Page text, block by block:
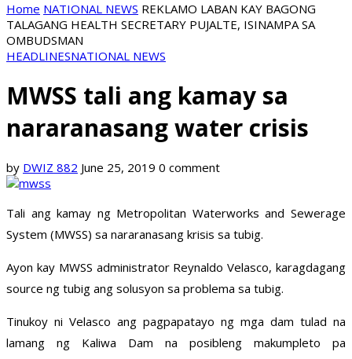
Home NATIONAL NEWS REKLAMO LABAN KAY BAGONG
TALAGANG HEALTH SECRETARY PUJALTE, ISINAMPA SA
OMBUDSMAN
HEADLINESNATIONAL NEWS
MWSS tali ang kamay sa
nararanasang water crisis
by DWIZ 882 June 25, 2019 0 comment
Tali ang kamay ng Metropolitan Waterworks and Sewerage
System (MWSS) sa nararanasang krisis sa tubig.
Ayon kay MWSS administrator Reynaldo Velasco, karagdagang
source ng tubig ang solusyon sa problema sa tubig.
Tinukoy ni Velasco ang pagpapatayo ng mga dam tulad na
lamang ng Kaliwa Dam na posibleng makumpleto pa